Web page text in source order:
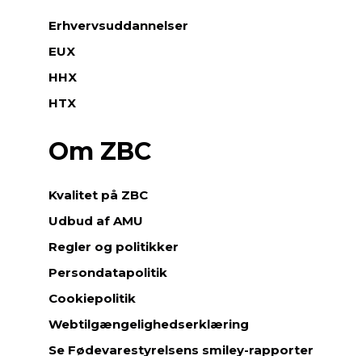
Erhvervsuddannelser
EUX
HHX
HTX
Om ZBC
Kvalitet på ZBC
Udbud af AMU
Regler og politikker
Persondatapolitik
Cookiepolitik
Webtilgængelighedserklæring
Se Fødevarestyrelsens smiley-rapporter